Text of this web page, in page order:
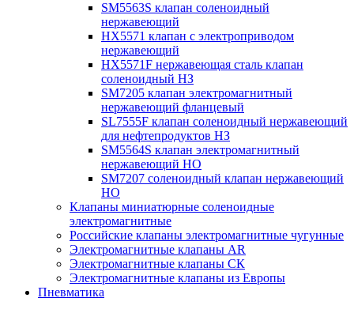
SM5563S клапан соленоидный
нержавеющий
HX5571 клапан с электроприводом
нержавеющий
HX5571F нержавеющая сталь клапан
соленоидный НЗ
SM7205 клапан электромагнитный
нержавеющий фланцевый
SL7555F клапан соленоидный нержавеющий
для нефтепродуктов НЗ
SM5564S клапан электромагнитный
нержавеющий НО
SM7207 соленоидный клапан нержавеющий
НО
Клапаны миниатюрные соленоидные
электромагнитные
Российские клапаны электромагнитные чугунные
Электромагнитные клапаны AR
Электромагнитные клапаны СК
Электромагнитные клапаны из Европы
Пневматика